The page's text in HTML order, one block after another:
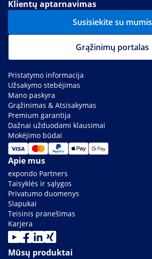
Klientų aptarnavimas
Susisiekite su mumis
Grąžinimų portalas
Pristatymo informacija
Užsakymo stebėjimas
Mano paskyra
Grąžinimas & Atsisakymas
Premium garantija
Dažnai užduodami klausimai
Mokėjimo būdai
Apie mus
expondo Partners
Taisyklės ir sąlygos
Privatumo duomenys
Slapukai
Teisinis pranešimas
Karjera
Mūsų produktai